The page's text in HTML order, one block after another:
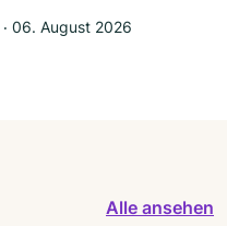
‧ 06. August 2026
Alle ansehen